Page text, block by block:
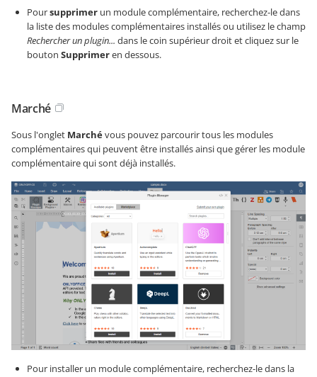
Poursupprimer un module complémentaire, recherchez-le dans
la liste des modules complémentaires installés ou utilisez le champ
Rechercher un plugin... dans le coin supérieur droit et cliquez sur le
bouton Supprimeren dessous.
Marché
Sous l'onglet Marchévous pouvez parcourir tous les modules
complémentaires qui peuvent être installés ainsi que gérer les module
complémentaire qui sont déjà installés.
Pour installer un module complémentaire, recherchez-le dans la